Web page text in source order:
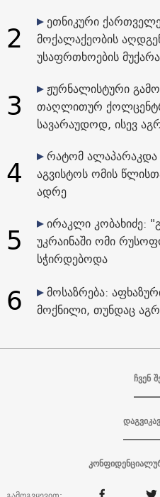
2
ეთნიკური
მოქალაქეობის
უსაფრთხოების
3
ჟურნალისტური
თაღლითურ
სავარაუდოდ, ისევ
4
რატომ ალაპარაკდა
აგვისტოს ომის
ადრე
5
ირაკლი კობახიძე:
უკრაინაში ომი
სჭირდებოდა
6
მოსაზრება:
მოქნილი, თუნდაც
ჩვენ